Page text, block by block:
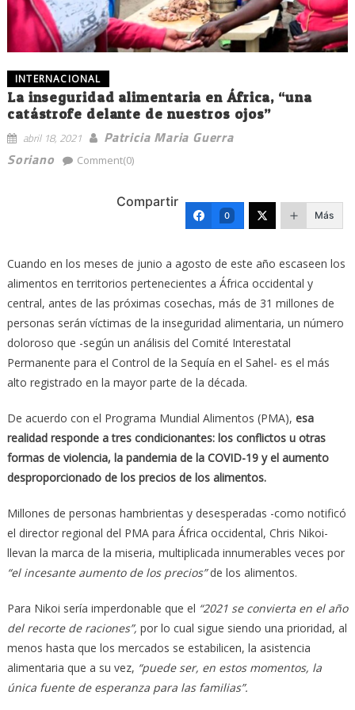
INTERNACIONAL
La inseguridad alimentaria en África, “una
catástrofe delante de nuestros ojos”
abril 18, 2021
Patricia Maria Guerra
Soriano
Comment(0)
Compartir
0 Más
Cuando en los meses de junio a agosto de este año escaseen los
alimentos en territorios pertenecientes a África occidental y
central, antes de las próximas cosechas, más de 31 millones de
personas serán víctimas de la inseguridad alimentaria, un número
doloroso que -según un análisis del Comité Interestatal
Permanente para el Control de la Sequía en el Sahel- es el más
alto registrado en la mayor parte de la década.
De acuerdo con el Programa Mundial Alimentos (PMA), esa
realidad responde a tres condicionantes: los conflictos u otras
formas de violencia, la pandemia de la COVID-19 y el aumento
desproporcionado de los precios de los alimentos.
Millones de personas hambrientas y desesperadas -como notificó
el director regional del PMA para África occidental, Chris Nikoi-
llevan la marca de la miseria, multiplicada innumerables veces por
“el incesante aumento de los precios”de los alimentos.
Para Nikoi sería imperdonable que el “2021 se convierta en el año
del recorte de raciones”, por lo cual sigue siendo una prioridad, al
menos hasta que los mercados se estabilicen, la asistencia
alimentaria que a su vez, “puede ser, en estos momentos, la
única fuente de esperanza para las familias”.